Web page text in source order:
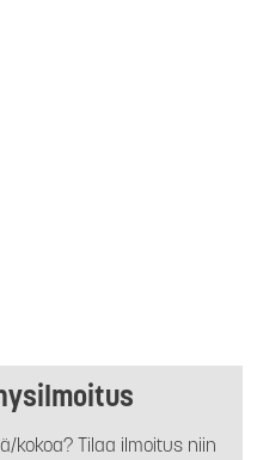
kokoa? Tilaa ilmoitus niin